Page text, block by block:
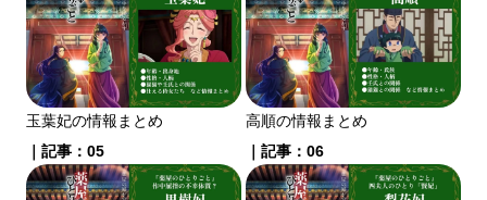
玉葉妃の情報まとめ
高順の情報まとめ
｜記事：05
｜記事：06